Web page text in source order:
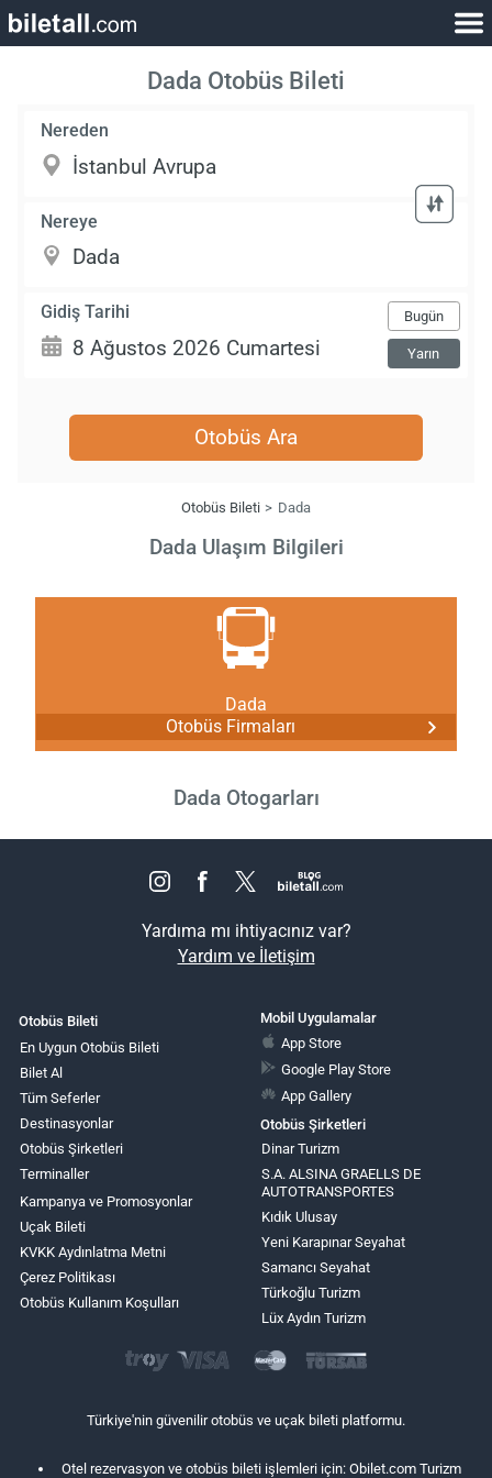
Dada Otobüs Bileti
Nereden
Nereye
Gidiş Tarihi Bugün
Yarın
Otobüs Ara
Otobüs Bileti Dada
Dada Ulaşım Bilgileri
Dada
Otobüs Firmaları
Dada Otogarları
Yardıma mı ihtiyacınız var?
Yardım ve İletişim
Otobüs Bileti
En Uygun Otobüs Bileti
Bilet Al
Tüm Seferler
Destinasyonlar
Otobüs Şirketleri
Terminaller
Kampanya ve Promosyonlar
Uçak Bileti
KVKK Aydınlatma Metni
Çerez Politikası
Otobüs Kullanım Koşulları
Mobil Uygulamalar
App Store
Google Play Store
App Gallery
Otobüs Şirketleri
Dinar Turizm
S.A. ALSINA GRAELLS DE
AUTOTRANSPORTES
Kıdık Ulusay
Yeni Karapınar Seyahat
Samancı Seyahat
Türkoğlu Turizm
Lüx Aydın Turizm
Türkiye'nin güvenilir otobüs ve uçak bileti platformu.
Otel rezervasyon ve otobüs bileti işlemleri için: Obilet.com Turizm